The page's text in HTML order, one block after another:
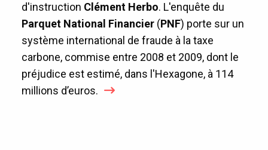
d'instruction Clément Herbo. L'enquête du
Parquet National Financier(PNF) porte sur un
système international de fraude à la taxe
carbone, commise entre 2008 et 2009, dont le
préjudice est estimé, dans l'Hexagone, à 114
millions d’euros.